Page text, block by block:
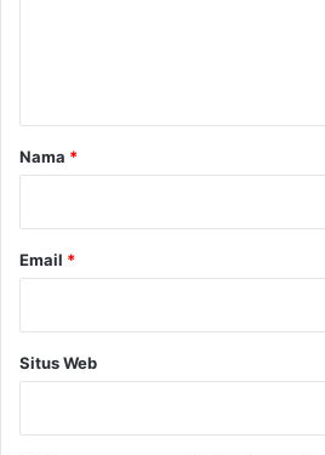
rNama *
Email *
Situs Web